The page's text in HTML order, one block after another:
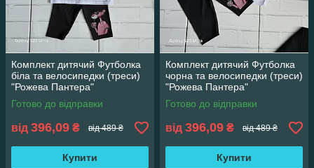
Комплект дитячий Футболка
біла та велосипедки (треси)
"Рожева Пантера"
Готово до відправки
від 396,09 ₴ від 489 ₴
Купити
Комплект дитячий Футболка
чорна та велосипедки (треси)
"Рожева Пантера"
Готово до відправки
від 396,09 ₴ від 489 ₴
Купити